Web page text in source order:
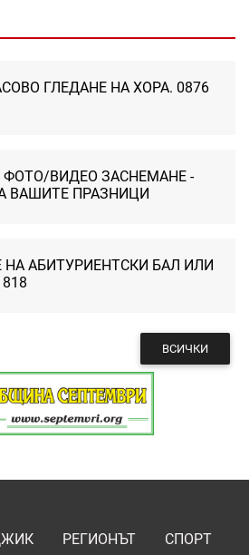
ГЛЕДАНЕ НА ХОРА. 0876
ВИДЕО ЗАСНЕМАНЕ -
ВАШИТЕ ПРАЗНИЦИ
НА АБИТУРИЕНТСКИ БАЛ ИЛИ
ВСИЧКИ
РЕГИОНЪТ
СПОРТ